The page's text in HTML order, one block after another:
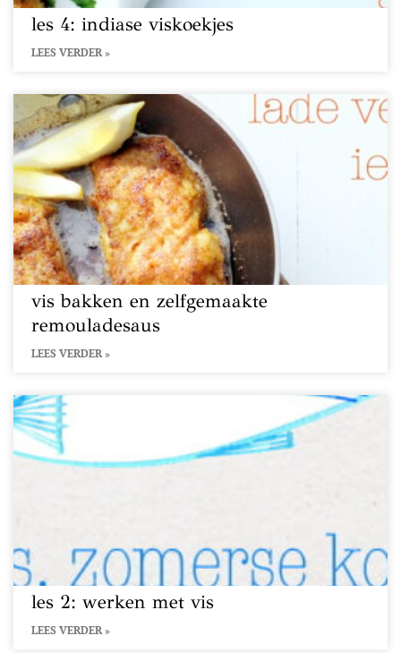
les 4: indiase viskoekjes
LEES VERDER »
vis bakken en zelfgemaakte
remouladesaus
LEES VERDER »
les 2: werken met vis
LEES VERDER »